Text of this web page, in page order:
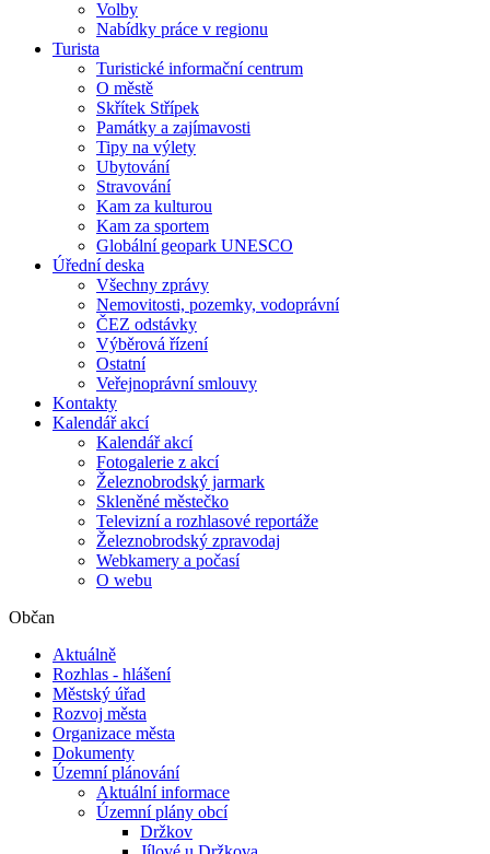
Volby
Nabídky práce v regionu
Turista
Turistické informační centrum
O městě
Skřítek Střípek
Památky a zajímavosti
Tipy na výlety
Ubytování
Stravování
Kam za kulturou
Kam za sportem
Globální geopark UNESCO
Úřední deska
Všechny zprávy
Nemovitosti, pozemky, vodoprávní
ČEZ odstávky
Výběrová řízení
Ostatní
Veřejnoprávní smlouvy
Kontakty
Kalendář akcí
Kalendář akcí
Fotogalerie z akcí
Železnobrodský jarmark
Skleněné městečko
Televizní a rozhlasové reportáže
Železnobrodský zpravodaj
Webkamery a počasí
O webu
Občan
Aktuálně
Rozhlas - hlášení
Městský úřad
Rozvoj města
Organizace města
Dokumenty
Územní plánování
Aktuální informace
Územní plány obcí
Držkov